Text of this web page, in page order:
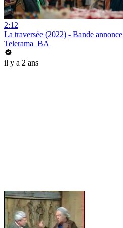
2:12
La traversée (2022) - Bande annonce
Telerama_BA
il y a 2 ans